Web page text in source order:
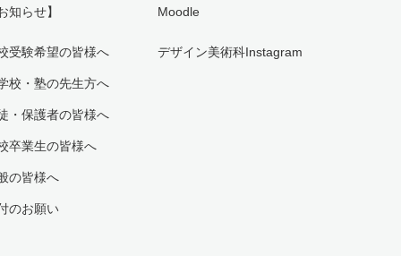
知らせ】
受験希望の皆様へ
校・塾の先生方へ
・保護者の皆様へ
卒業生の皆様へ
の皆様へ
のお願い
Moodle
デザイン美術科Instagram